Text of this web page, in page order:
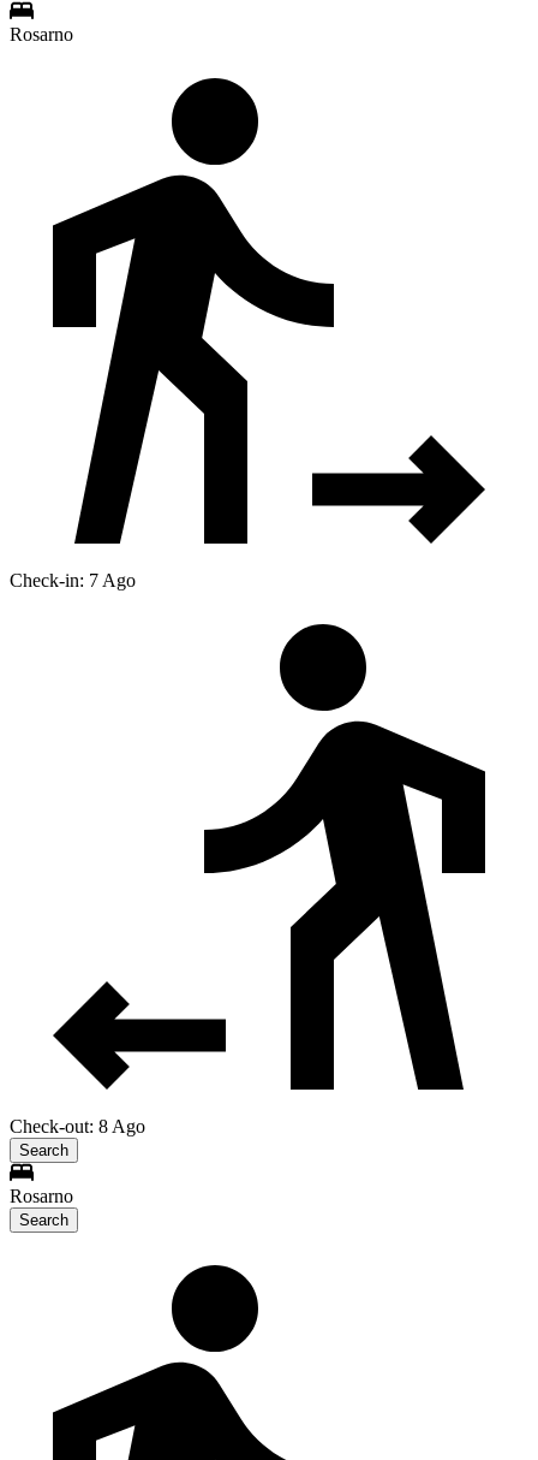
Rosarno
Check-in: 7 Ago
Check-out: 8 Ago
Search
Rosarno
Search